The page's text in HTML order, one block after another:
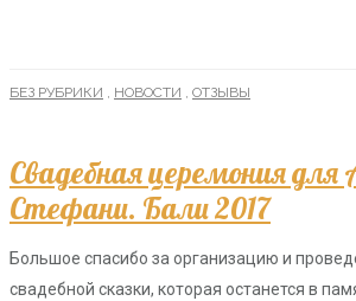
БЕЗ РУБРИКИ НОВОСТИ ОТЗЫВЫ
Свадебная церемония для
Стефани. Бали 2017
Большое спасибо за организацию и
свадебной сказки, которая останется в